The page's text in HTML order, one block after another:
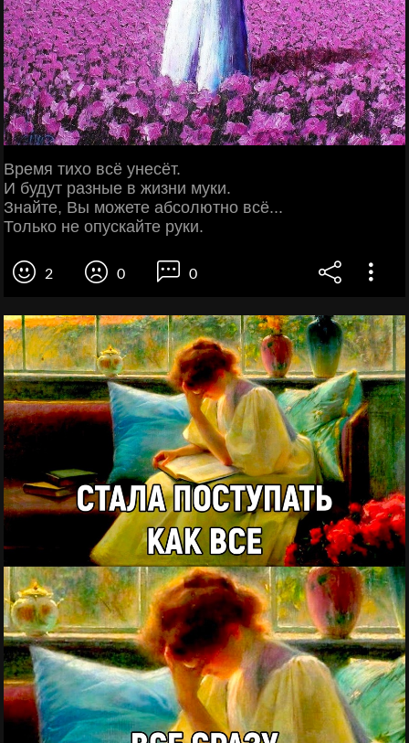
Время тихо всё унесёт.
И будут разные в жизни муки.
Знайте, Вы можете абсолютно всё...
Только не опускайте руки.
2 0 0